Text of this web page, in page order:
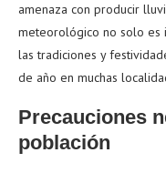
amenaza con producir
meteorológico no solo es
las tradiciones y
de año en muchas
Precauciones
población